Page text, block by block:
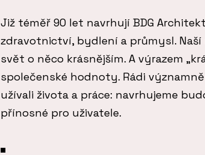
Již téměř 90 let navrhují BDG
zdravotnictví, bydlení a průmysl. Naší
svět o něco krásnějším. A výrazem
společenské hodnoty. Rádi
užívali života a práce: navrhujeme
přínosné pro uživatele.